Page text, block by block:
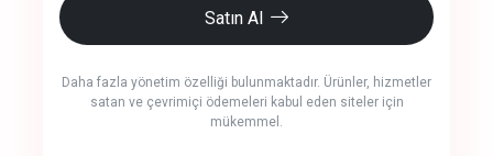
Satın Al
Daha fazla yönetim özelliği bulunmaktadır. Ürünler, hizmetler
satan ve çevrimiçi ödemeleri kabul eden siteler için
mükemmel.